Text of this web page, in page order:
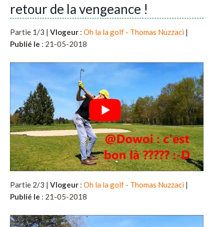
retour de la vengeance !
Partie 1/3 | Vlogeur : Oh la la golf - Thomas Nuzzaci |
Publié le : 21-05-2018
Partie 2/3 | Vlogeur : Oh la la golf - Thomas Nuzzaci |
Publié le : 21-05-2018